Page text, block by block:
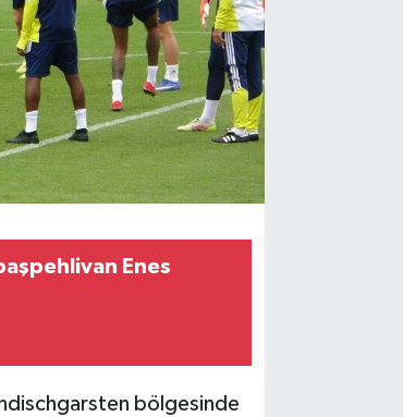
Enes
bölgesinde